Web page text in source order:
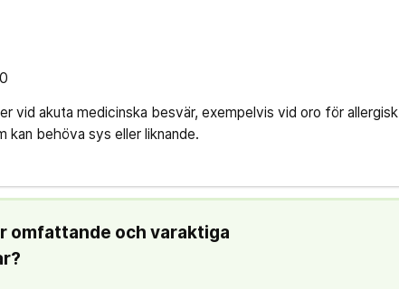
vid akuta medicinska besvär, exempelvis vid oro för allergisk
kan behöva sys eller liknande.
omfattande och varaktiga